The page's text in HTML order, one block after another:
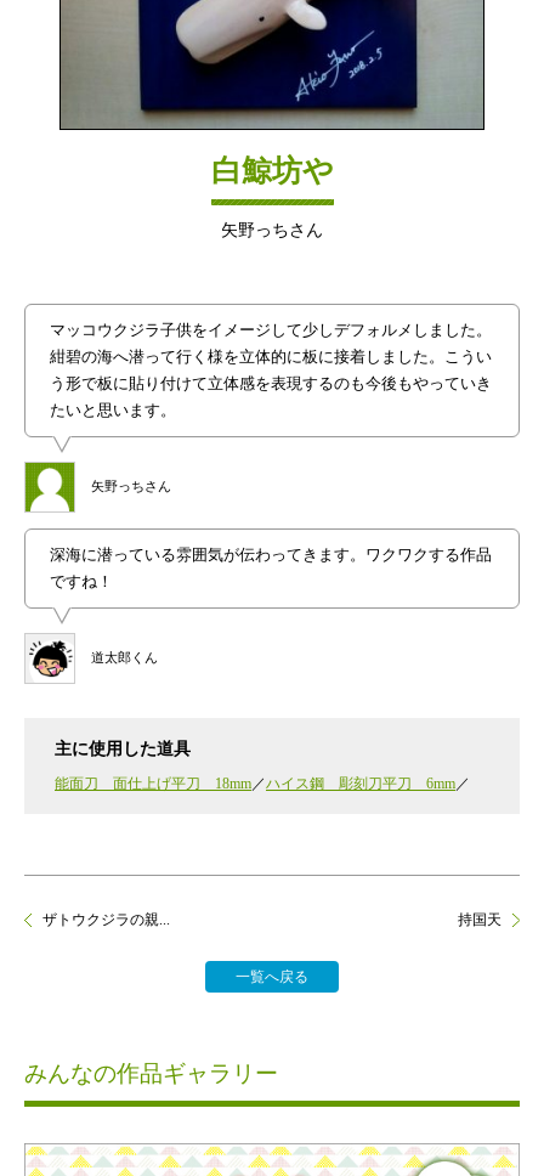
白鯨坊や
矢野っちさん
矢野っちさん
マッコウクジラ子供をイメージして少しデフォルメしました。
紺碧の海へ潜って行く様を立体的に板に接着しました。こうい
う形で板に貼り付けて立体感を表現するのも今後もやっていき
たいと思います。
道太郎くん
深海に潜っている雰囲気が伝わってきます。ワクワクする作品
ですね！
主に使用した道具
能面刀 面仕上げ平刀 18mm ハイス鋼 彫刻刀平刀 6mm
ザトウクジラの親...
一覧へ戻る
持国天
みんなの作品ギャラリー